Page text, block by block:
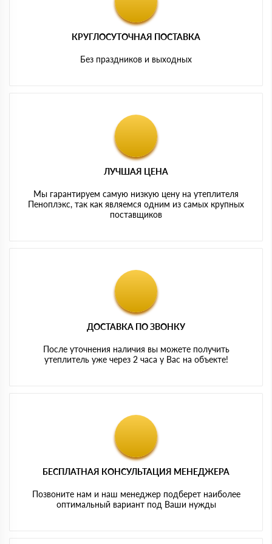
КРУГЛОСУТОЧНАЯ ПОСТАВКА
Без праздников и выходных
ЛУЧШАЯ ЦЕНА
Мы гарантируем самую низкую цену на утеплителя
Пеноплэкс, так как являемся одним из самых крупных
поставщиков
ДОСТАВКА ПО ЗВОНКУ
После уточнения наличия вы можете получить
утеплитель уже через 2 часа у Вас на объекте!
БЕСПЛАТНАЯ КОНСУЛЬТАЦИЯ МЕНЕДЖЕРА
Позвоните нам и наш менеджер подберет наиболее
оптимальный вариант под Ваши нужды